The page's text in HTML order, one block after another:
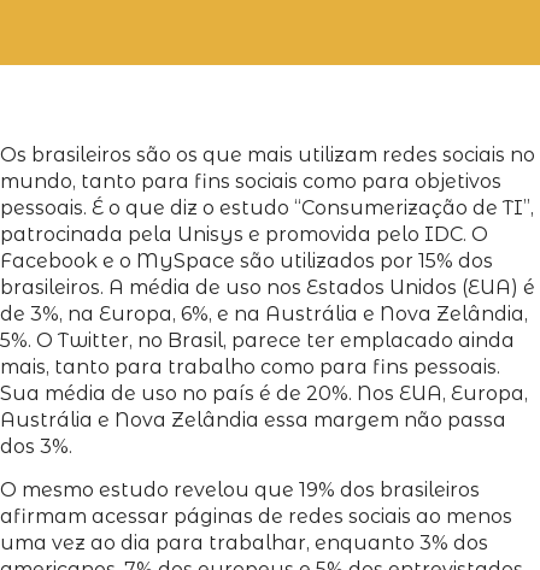
Os brasileiros são os que mais utilizam redes sociais no
mundo, tanto para fins sociais como para objetivos
pessoais. É o que diz o estudo “Consumerização de TI”,
patrocinada pela Unisys e promovida pelo IDC. O
Facebook e o MySpace são utilizados por 15% dos
brasileiros. A média de uso nos Estados Unidos (EUA) é
de 3%, na Europa, 6%, e na Austrália e Nova Zelândia,
5%. O Twitter, no Brasil, parece ter emplacado ainda
mais, tanto para trabalho como para fins pessoais.
Sua média de uso no país é de 20%. Nos EUA, Europa,
Austrália e Nova Zelândia essa margem não passa
dos 3%.
O mesmo estudo revelou que 19% dos brasileiros
afirmam acessar páginas de redes sociais ao menos
uma vez ao dia para trabalhar, enquanto 3% dos